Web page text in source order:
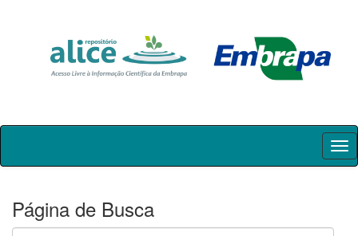
Skip
Página de Busca